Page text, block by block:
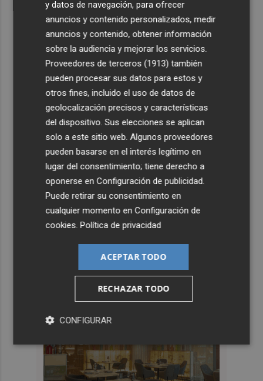
y datos de navegación, para ofrecer
anuncios y contenido personalizados, medir
anuncios y contenido, obtener información
sobre la audiencia y mejorar los servicios.
Proveedores de terceros (1913) también
pueden procesar sus datos para estos y
otros fines, incluido el uso de datos de
geolocalización precisos y características
del dispositivo. Sus elecciones se aplican
solo a este sitio web. Algunos proveedores
pueden basarse en el interés legítimo en
lugar del consentimiento; tiene derecho a
oponerse enConfiguración de publicidad
Puede retirar su consentimiento en
cualquier momento enConfiguración de
cookies .Política de privacidad
ACEPTAR TODO
RECHAZAR TODO
CONFIGURAR